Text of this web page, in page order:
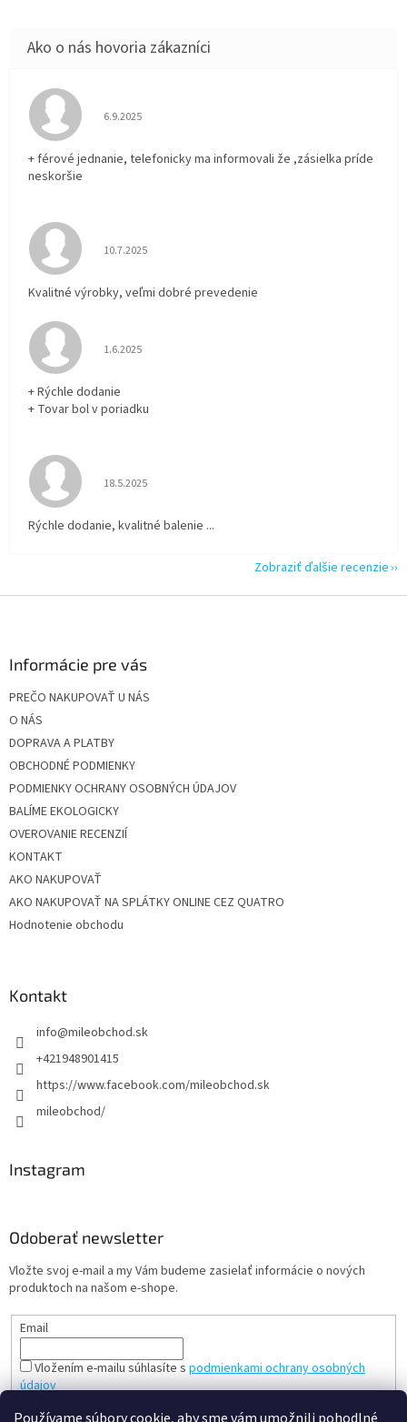
Hodnotenie obchodu je 5 z 5 hviezdičiek.
6.9.2025
+ férové jednanie, telefonicky ma informovali že ,zásielka príde
neskoršie
Hodnotenie obchodu je 5 z 5 hviezdičiek.
10.7.2025
Kvalitné výrobky, veľmi dobré prevedenie
Hodnotenie obchodu je 5 z 5 hviezdičiek.
1.6.2025
+ Rýchle dodanie
+ Tovar bol v poriadku
Hodnotenie obchodu je 5 z 5 hviezdičiek.
18.5.2025
Rýchle dodanie, kvalitné balenie ...
Zobraziť ďalšie recenzie
Informácie pre vás
PREČO NAKUPOVAŤ U NÁS
O NÁS
DOPRAVA A PLATBY
OBCHODNÉ PODMIENKY
PODMIENKY OCHRANY OSOBNÝCH ÚDAJOV
BALÍME EKOLOGICKY
OVEROVANIE RECENZIÍ
KONTAKT
AKO NAKUPOVAŤ
AKO NAKUPOVAŤ NA SPLÁTKY ONLINE CEZ QUATRO
Hodnotenie obchodu
Kontakt
info@mileobchod.sk
+421948901415
https://www.facebook.com/mileobchod.sk
mileobchod/
Instagram
Odoberať newsletter
Vložte svoj e-mail a my Vám budeme zasielať informácie o nových
produktoch na našom e-shope.
Email
Vložením e-mailu súhlasíte s podmienkami ochrany osobných
údajov
PRIHLÁSIŤ SA